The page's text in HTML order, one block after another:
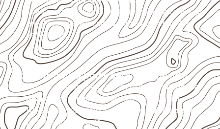
Valide com o responsável técnico qualquer uso que
envolva carga, exposição intensa ou requisitos
específicos.
Onde o produto pode ser considerado
Móveis, divisórias e componentes de
marcenaria
técnica
, conforme exposição e acabamento.
Revestimentos internos, painéis e divisórias para
projetos profissionais.